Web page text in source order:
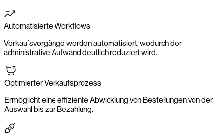
Automatisierte Workflows
Verkaufsvorgänge werden automatisiert, wodurch der
administrative Aufwand deutlich reduziert wird.
Optimierter Verkaufsprozess
Ermöglicht eine effiziente Abwicklung von Bestellungen von der
Auswahl bis zur Bezahlung.